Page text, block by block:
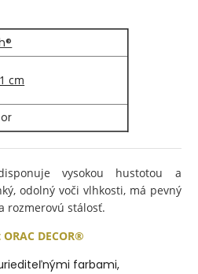
cm
vysokou hustotou a
odolný voči vlhkosti, má pevný
rozmerovú stálosť.
DECOR®
farbami,